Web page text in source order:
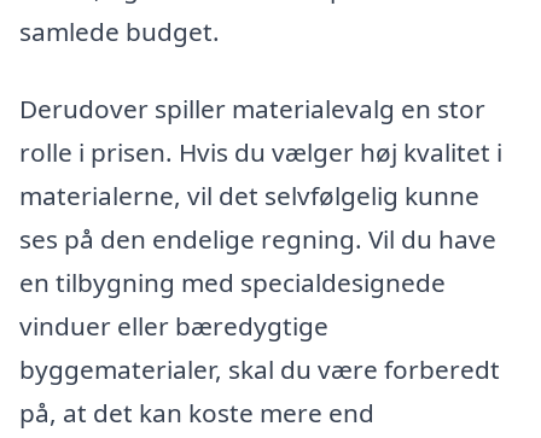
samlede budget.
Derudover spiller materialevalg en stor
rolle i prisen. Hvis du vælger høj kvalitet i
materialerne, vil det selvfølgelig kunne
ses på den endelige regning. Vil du have
en tilbygning med specialdesignede
vinduer eller bæredygtige
byggematerialer, skal du være forberedt
på, at det kan koste mere end